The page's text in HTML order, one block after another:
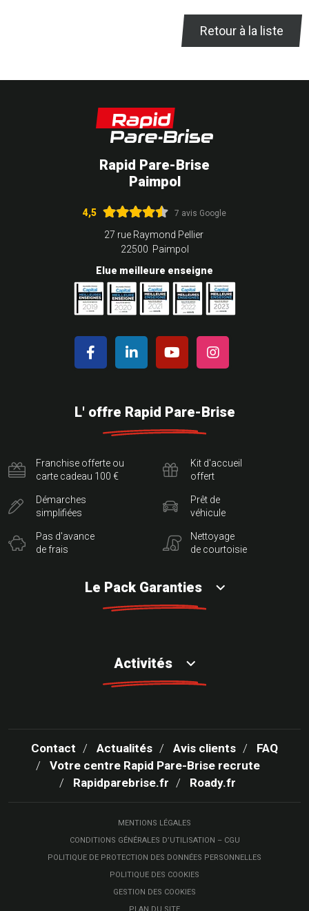
Retour à la liste
Rapid Pare-Brise
Paimpol
4,5 7 avis Google
27 rue Raymond Pellier
22500 Paimpol
Elue meilleure enseigne
L' offre Rapid Pare-Brise
Franchise offerte ou
carte cadeau 100 €
Démarches
simplifiées
Pas d'avance
de frais
Kit d'accueil
offert
Prêt de
véhicule
Nettoyage
de courtoisie
Le Pack Garanties
Activités
Contact Actualités Avis clients
FAQ
Votre centre Rapid Pare-Brise recrute
Rapidparebrise.fr
Roady.fr
MENTIONS LÉGALES
CONDITIONS GÉNÉRALES D’UTILISATION – CGU
POLITIQUE DE PROTECTION DES DONNÉES PERSONNELLES
POLITIQUE DES COOKIES
GESTION DES COOKIES